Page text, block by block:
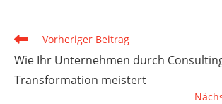
Weitere
Artikel
ansehen
Vorheriger Beitrag
Wie Ihr Unternehmen durch
Transformation meistert